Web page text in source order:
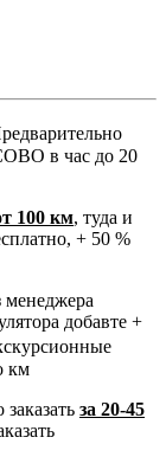
в час до 20
100 км, туда и
+ 50 %
менеджера
добавте +
км
за 20-45